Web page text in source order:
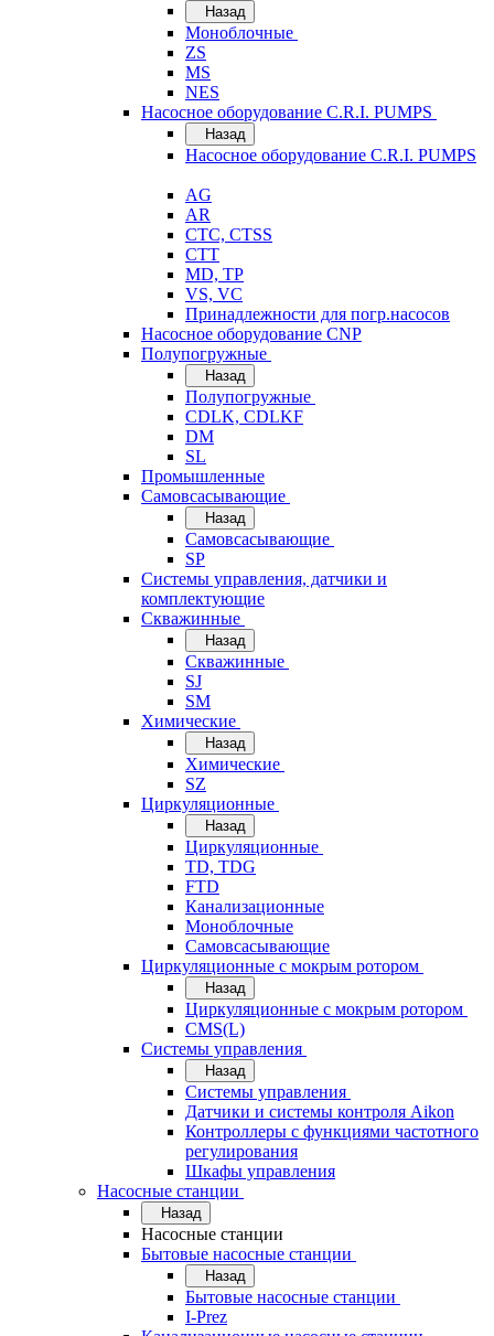
Назад
Моноблочные
ZS
MS
NES
Насосное оборудование C.R.I. PUMPS
Назад
Насосное оборудование C.R.I. PUMPS
AG
AR
CTC, CTSS
CTT
MD, TP
VS, VC
Принадлежности для погр.насосов
Насосное оборудование CNP
Полупогружные
Назад
Полупогружные
CDLK, CDLKF
DM
SL
Промышленные
Самовсасывающие
Назад
Самовсасывающие
SP
Системы управления, датчики и
комплектующие
Скважинные
Назад
Скважинные
SJ
SM
Химические
Назад
Химические
SZ
Циркуляционные
Назад
Циркуляционные
TD, TDG
FTD
Канализационные
Моноблочные
Самовсасывающие
Циркуляционные с мокрым ротором
Назад
Циркуляционные с мокрым ротором
CMS(L)
Системы управления
Назад
Системы управления
Датчики и системы контроля Aikon
Контроллеры с функциями частотного
регулирования
Шкафы управления
Насосные станции
Назад
Насосные станции
Бытовые насосные станции
Назад
Бытовые насосные станции
I-Prez